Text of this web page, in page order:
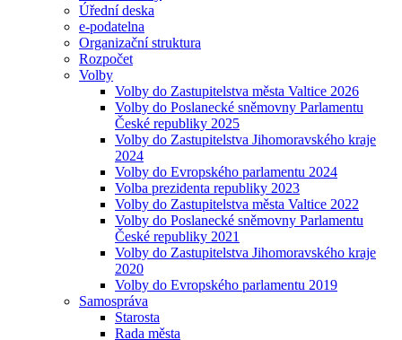
Úřední deska
e-podatelna
Organizační struktura
Rozpočet
Volby
Volby do Zastupitelstva města Valtice 2026
Volby do Poslanecké sněmovny Parlamentu
České republiky 2025
Volby do Zastupitelstva Jihomoravského kraje
2024
Volby do Evropského parlamentu 2024
Volba prezidenta republiky 2023
Volby do Zastupitelstva města Valtice 2022
Volby do Poslanecké sněmovny Parlamentu
České republiky 2021
Volby do Zastupitelstva Jihomoravského kraje
2020
Volby do Evropského parlamentu 2019
Samospráva
Starosta
Rada města